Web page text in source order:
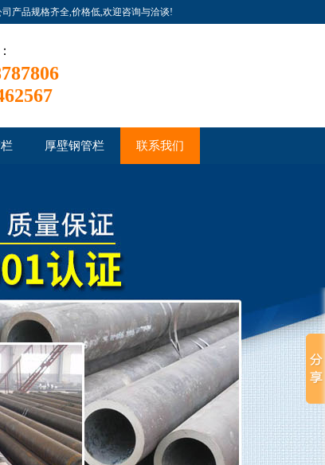
产品规格齐全,价格低,欢迎咨询与洽谈!
厚壁钢管栏 联系我们